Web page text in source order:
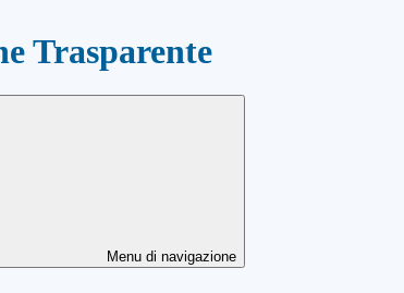
Trasparente
Menu di navigazione